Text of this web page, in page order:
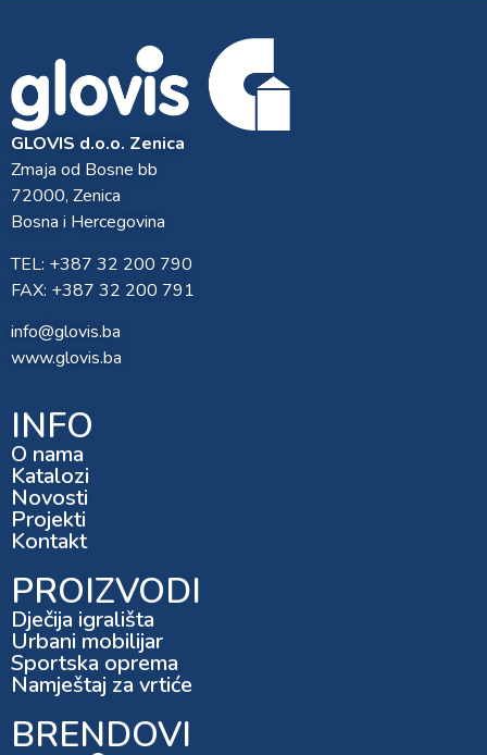
GLOVIS d.o.o. Zenica
Zmaja od Bosne bb
72000, Zenica
Bosna i Hercegovina
TEL: +387 32 200 790
FAX: +387 32 200 791
info@glovis.ba
www.glovis.ba
INFO
O nama
Katalozi
Novosti
Projekti
Kontakt
PROIZVODI
Dječija igrališta
Urbani mobilijar
Sportska oprema
Namještaj za vrtiće
BRENDOVI